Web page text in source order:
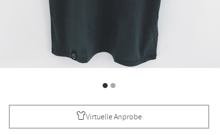
Virtuelle Anprobe